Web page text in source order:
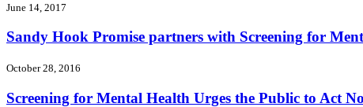
June 14, 2017
Sandy Hook Promise partners with Screening for
October 28, 2016
Screening for Mental Health Urges the Public to Act